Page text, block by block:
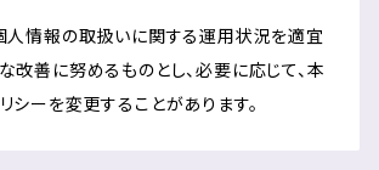
人情報の取扱いに関する運用状況を適宜
改善に努めるものとし、必要に応じて、本
シーを変更することがあります。